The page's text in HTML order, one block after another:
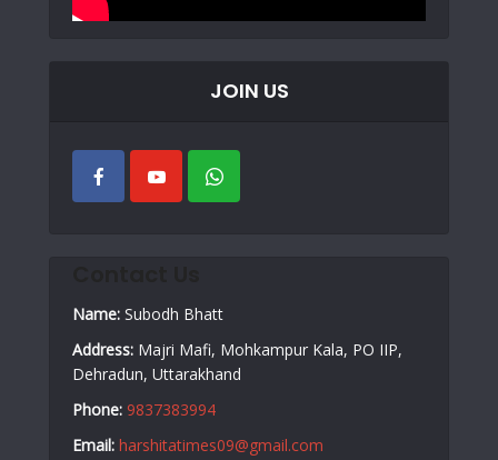
JOIN US
Name: Subodh Bhatt
Address: Majri Mafi, Mohkampur Kala, PO IIP,
Dehradun, Uttarakhand
Phone: 9837383994
Email: harshitatimes09@gmail.com